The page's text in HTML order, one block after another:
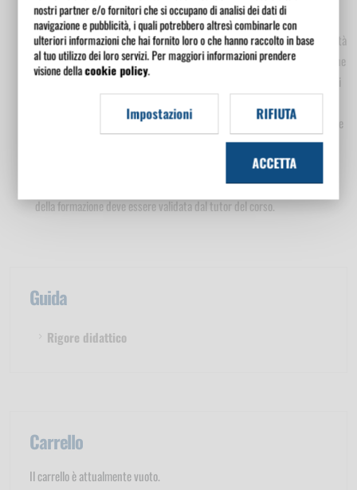
IL CONTROLLO DELL'ATTIVITÀ DIDATTICA
Un sistema e-Learning adeguatamente progettato consente la possibilità
da parte di un organismo di vigilanza di operare attività di verifica on-line
su ciascun utente. L'amministratore dei corsi deve avere la possibilità di
dell'utente, accedendo ai dati dei "LOG" dell'utente ovvero il numero delle
volte in cui egli è entrato nel sistema didattico con data, ora e durata
della connessione; i corsi, le unità didattiche e le singole parti del corso
svolte con i dati di valutazione dell'efficacia del corso svolto. La durata
della formazione deve essere validata dal tutor del corso.
Guida
Rigore didattico
Carrello
Il carrello è attualmente vuoto.
nostri partner e/o fornitori che si occupano di analisi dei dati di
navigazione e pubblicità, i quali potrebbero altresì combinarle con
ulteriori informazioni che hai fornito loro o che hanno raccolto in base
al tuo utilizzo dei loro servizi. Per maggiori informazioni prendere
visione dellacookie policy.
Impostazioni RIFIUTA
ACCETTA